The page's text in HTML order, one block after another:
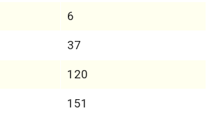
6
37
120
151